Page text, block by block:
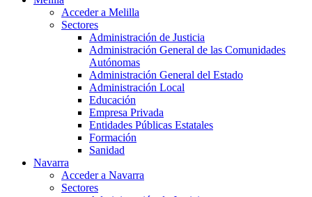
Acceder a Melilla
Sectores
Administración de Justicia
Administración General de las Comunidades
Autónomas
Administración General del Estado
Administración Local
Educación
Empresa Privada
Entidades Públicas Estatales
Formación
Sanidad
Navarra
Acceder a Navarra
Sectores